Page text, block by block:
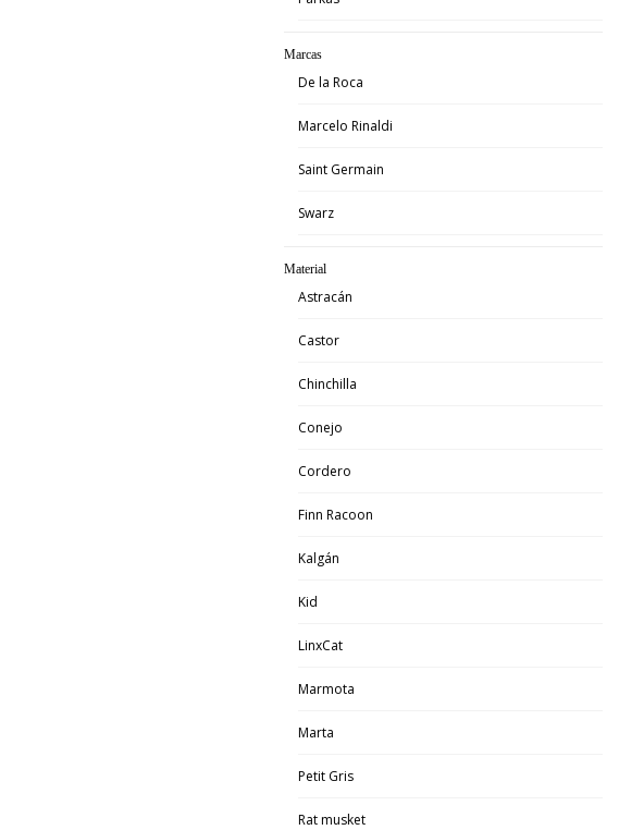
Marcas
De la Roca
Marcelo Rinaldi
Saint Germain
Swarz
Material
Astracán
Castor
Chinchilla
Conejo
Cordero
Finn Racoon
Kalgán
Kid
LinxCat
Marmota
Marta
Petit Gris
Rat musket